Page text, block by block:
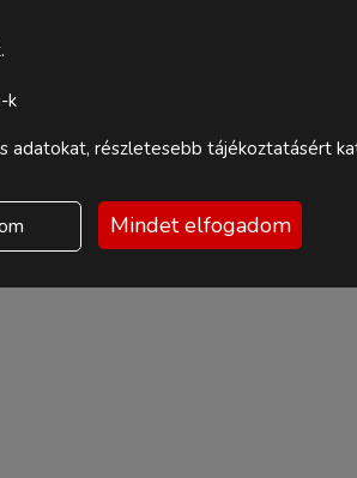
k
adatokat, részletesebb tájékoztatásért
Mindet elfogadom